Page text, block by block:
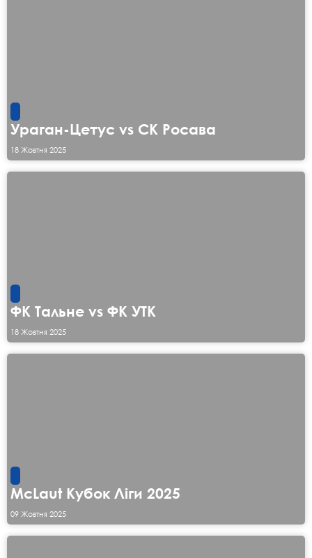
Ураган-Цетус vs СК Росава
18 Жовтня 2025
ФК Тальне vs ФК УТК
18 Жовтня 2025
McLaut Кубок Ліги 2025
09 Жовтня 2025